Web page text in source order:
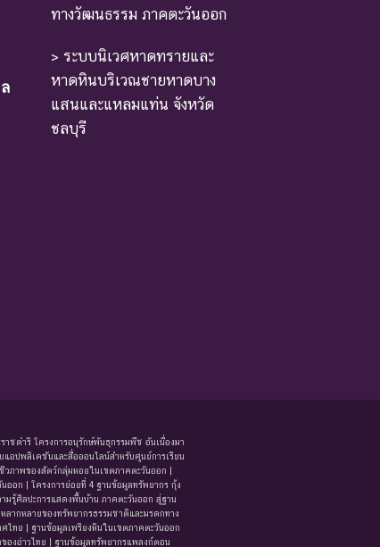
ทางวัฒนธรรม ภาคตะวันออก
> ระบบนิเวศหาดทรายและ
หาดหินบริเวณชายหาดบาง
แสนและแหลมแท่น จังหวัด
ชลบุรี
ชดำริ โครงการอนุรักษ์พันธุกรรมพืช อันเนื่องมา
แอปพลิเคชันและสื่อออนไลน์สำหรับศูนย์การเรียน
ภาพของสัตว์กลุ่มหอยในเขตภาคตะวันออก |
อก | โครงการย่อยที่ 4 ฐานข้อมูลทรัพยากร กุ้ง
มรู้ศิลปะการแสดงพื้นบ้าน ภาคตะวันออก สู่ฐาน
ากหลายของทรัพยากรธรรมชาติและมรดกทาง
ไทย | ฐานข้อมูลเพรียงหินในเขตภาคตะวันออก
องอ่าวไทย | ฐานข้อมูลทรัพยากรแพลงก์ตอน